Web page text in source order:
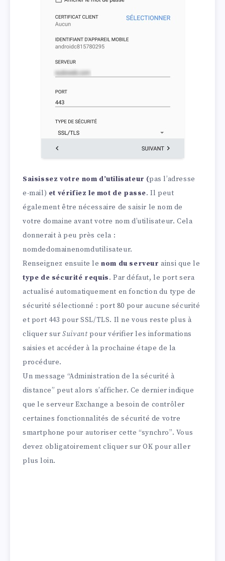
Saisissez votre nom d’utilisateur (pas l’adresse
e-mail) et vérifiez le mot de passe. Il peut
également être nécessaire de saisir le nom de
votre domaine avant votre nom d’utilisateur. Cela
donnerait à peu près cela :
nomdedomainenomdutilisateur.
Renseignez ensuite lenom du serveurainsi que le
type de sécurité requis. Par défaut, le port sera
actualisé automatiquement en fonction du type de
sécurité sélectionné : port 80 pour aucune sécurité
et port 443 pour SSL/TLS. Il ne vous reste plus à
cliquer surSuivantpour vérifier les informations
saisies et accéder à la prochaine étape de la
procédure.
Un message “Administration de la sécurité à
distance” peut alors s’afficher. Ce dernier indique
que le serveur Exchange a besoin de contrôler
certaines fonctionnalités de sécurité de votre
smartphone pour autoriser cette “synchro”. Vous
devez obligatoirement cliquer sur OK pour aller
plus loin.